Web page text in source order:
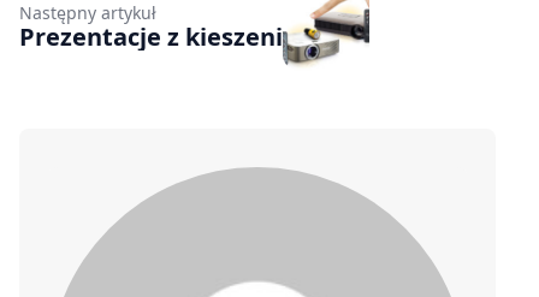
Następny artykuł
Prezentacje z kieszeni